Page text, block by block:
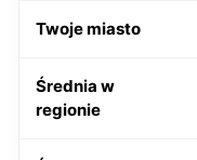
Twoje miasto
Średnia w
regionie